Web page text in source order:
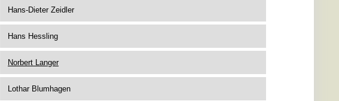
Hans-Dieter Zeidler
Hans Hessling
Norbert Langer
Lothar Blumhagen